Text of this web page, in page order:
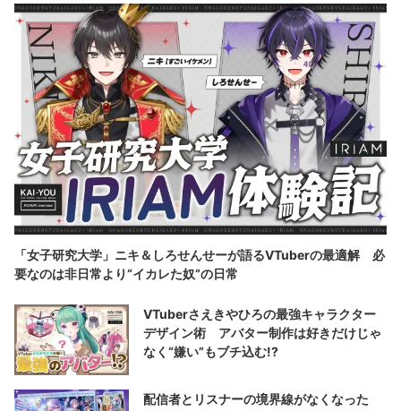
「女子研究大学」ニキ＆しろせんせーが語るVTuberの最適解 必
要なのは非日常より“イカレた奴”の日常
VTuberさえきやひろの最強キャラクター
デザイン術 アバター制作は好きだけじゃ
なく“嫌い”もブチ込む!?
配信者とリスナーの境界線がなくなった